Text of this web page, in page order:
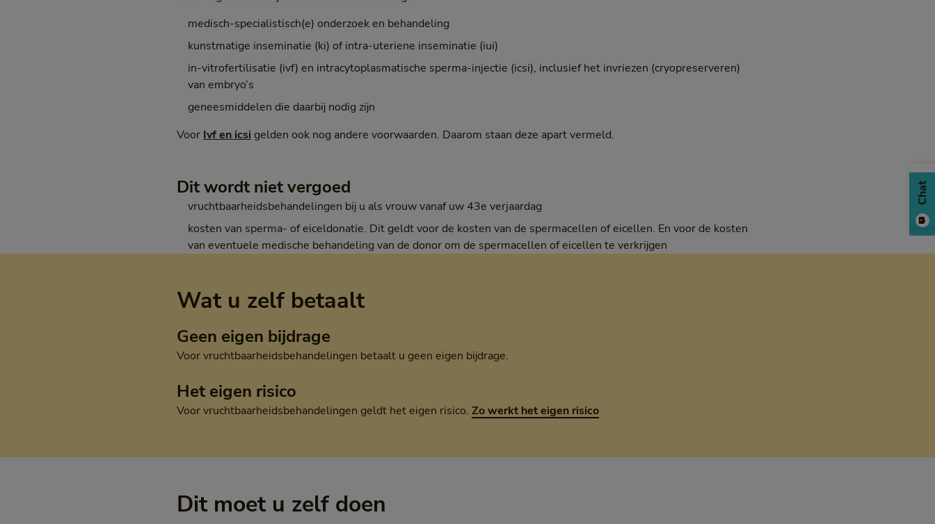
medisch-specialistisch(e) onderzoek en behandeling
kunstmatige inseminatie (ki) of intra-uteriene inseminatie (iui)
in-vitrofertilisatie (ivf) en intracytoplasmatische sperma-injectie (icsi), inclusief het invriezen (cryopreserveren)
van embryo’s
geneesmiddelen die daarbij nodig zijn
Voor Ivf en icsi gelden ook nog andere voorwaarden. Daarom staan deze apart vermeld.
Dit wordt niet vergoed
vruchtbaarheidsbehandelingen bij u als vrouw vanaf uw 43e verjaardag
kosten van sperma- of eiceldonatie. Dit geldt voor de kosten van de spermacellen of eicellen. En voor de kosten
van eventuele medische behandeling van de donor om de spermacellen of eicellen te verkrijgen
Wat u zelf betaalt
Geen eigen bijdrage
Voor vruchtbaarheidsbehandelingen betaalt u geen eigen bijdrage.
Het eigen risico
Voor vruchtbaarheidsbehandelingen geldt het eigen risico. Zo werkt het eigen risico
Dit moet u zelf doen
Chat